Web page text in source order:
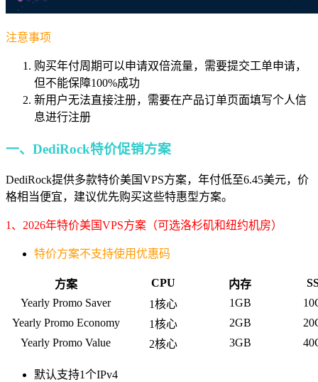
注意事项
购买年付周期可以申请双倍流量，需要提交工单申请，
但不能保障100%成功
新用户无法直接注册，需要在产品订单页面填写个人信
息进行注册
一、DediRock特价促销方案
DediRock提供多款特价美国VPS方案，年付低至6.45美元，价
格相当便宜，建议优先购买这些特惠型方案。
1、2026年特价美国VPS方案（可选洛杉矶和纽约机房）
特价方案不支持使用优惠码
方案 CPU 内存
Yearly Promo Saver
1核心 1GB
Yearly Promo Economy
1核心 2GB
Yearly Promo Value
2核心 3GB
默认支持1个IPv4